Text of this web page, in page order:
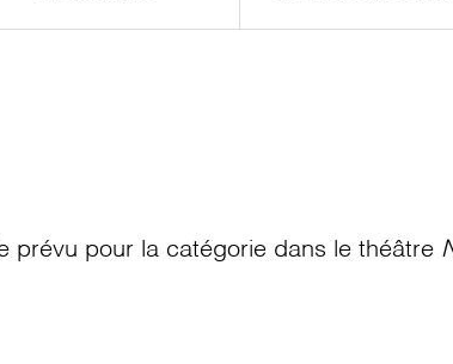
prévu pour la catégorie dans le théâtre